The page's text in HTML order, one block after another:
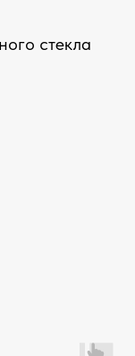
стекла